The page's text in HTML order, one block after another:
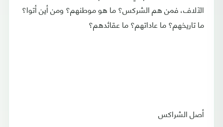
الآلاف، فمن هم الشركس؟ ما هو موطنهم؟ ومن أين أتوا؟
ما تاريخهم؟ ما عاداتهم؟ ما عقائدهم؟
أصل الشراكس